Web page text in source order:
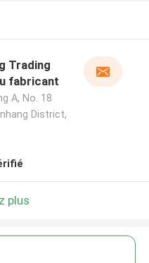
Trading
fabricant
A, No. 18
District,
plus